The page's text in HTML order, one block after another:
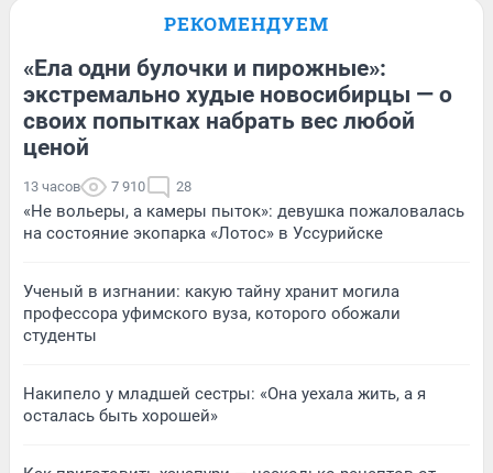
РЕКОМЕНДУЕМ
«Ела одни булочки и пирожные»:
экстремально худые новосибирцы — о
своих попытках набрать вес любой
ценой
13 часов 7 910 28
«Не вольеры, а камеры пыток»: девушка пожаловалась
на состояние экопарка «Лотос» в Уссурийске
Ученый в изгнании: какую тайну хранит могила
профессора уфимского вуза, которого обожали
студенты
Накипело у младшей сестры: «Она уехала жить, а я
осталась быть хорошей»